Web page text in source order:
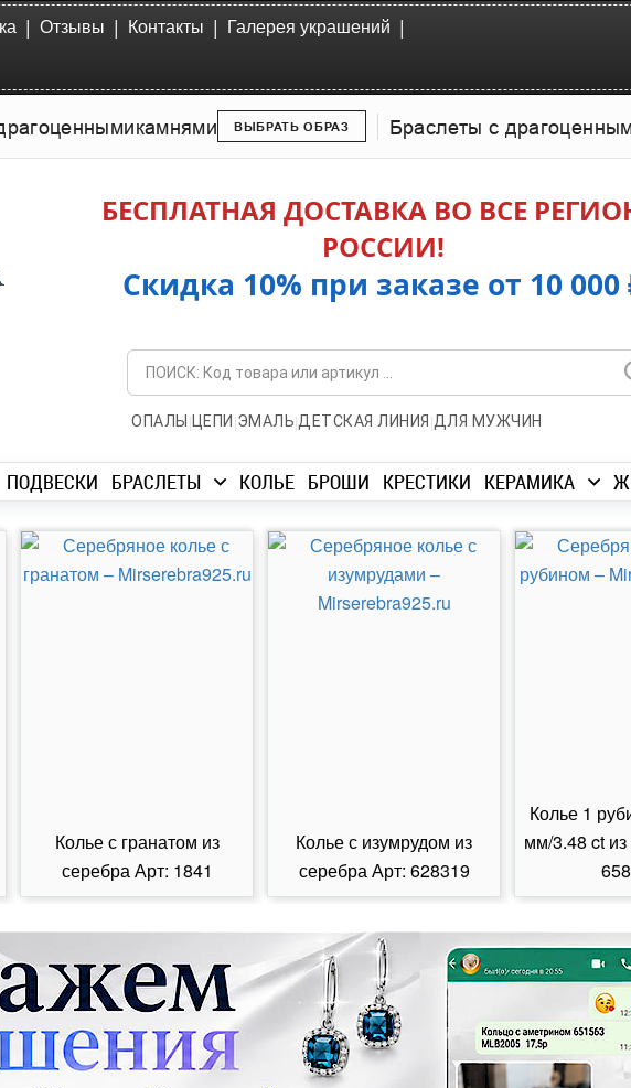
| Отзывы | Контакты | Галерея украшений |
камнями ВЫБРАТЬ ОБРАЗ Браслеты с
БЕСПЛАТНАЯ ДОСТАВКА ВО ВСЕ
РОССИИ!
Скидка 10% при заказе от 10 000
ОПАЛЫ | ЦЕПИ |ЭМАЛЬ|ДЕТСКАЯ ЛИНИЯ |ДЛЯ МУЖЧИН
ПОДВЕСКИ БРАСЛЕТЫ КОЛЬЕ БРОШИ КРЕСТИКИ КЕРАМИКА
Колье с гранатом из
серебра Арт: 1841
Колье с изумрудом из
серебра Арт: 628319
Колье 1
мм/3.48 ct